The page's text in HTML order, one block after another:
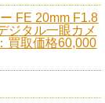
FE 20mm F1.8
ジタル一眼カメ
買取価格60,000